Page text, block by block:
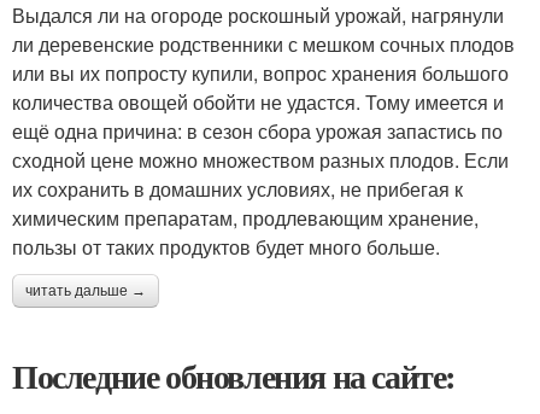
Выдался ли на огороде роскошный урожай, нагрянули
ли деревенские родственники с мешком сочных плодов
или вы их попросту купили, вопрос хранения большого
количества овощей обойти не удастся. Тому имеется и
ещё одна причина: в сезон сбора урожая запастись по
сходной цене можно множеством разных плодов. Если
их сохранить в домашних условиях, не прибегая к
химическим препаратам, продлевающим хранение,
пользы от таких продуктов будет много больше.
читать дальше →
Последние обновления на сайте: